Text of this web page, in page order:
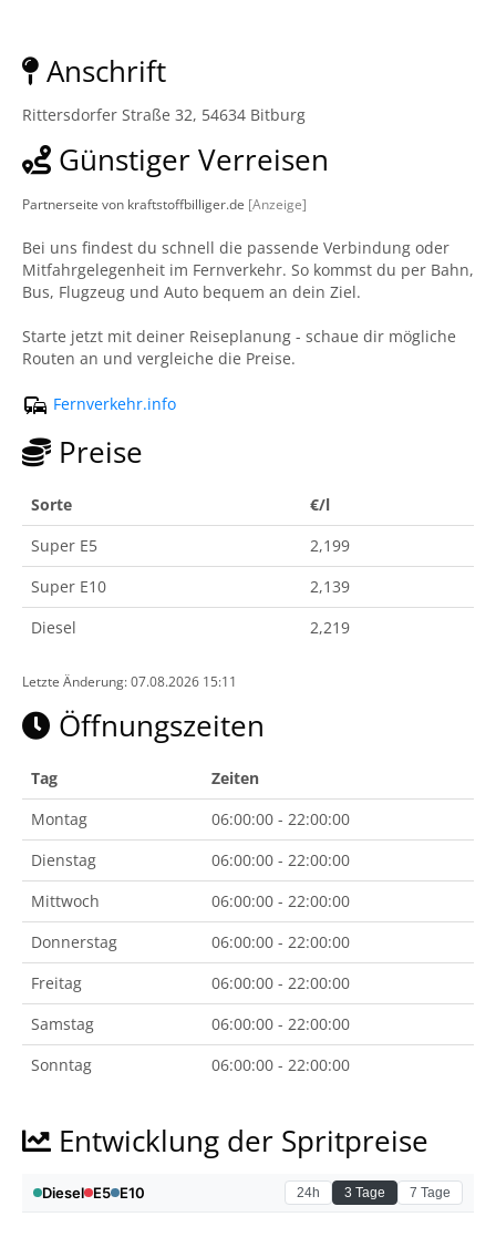
Anschrift
Rittersdorfer Straße 32, 54634 Bitburg
Günstiger Verreisen
Partnerseite von kraftstoffbilliger.de [Anzeige]
Bei uns findest du schnell die passende Verbindung oder
Mitfahrgelegenheit im Fernverkehr. So kommst du per Bahn,
Bus, Flugzeug und Auto bequem an dein Ziel.
Starte jetzt mit deiner Reiseplanung - schaue dir mögliche
Routen an und vergleiche die Preise.
Fernverkehr.info
Preise
Sorte
€/l
Super E5
2,199
Super E10
2,139
Diesel
2,219
Letzte Änderung: 07.08.2026 15:11
Öffnungszeiten
Tag
Zeiten
Montag
06:00:00 - 22:00:00
Dienstag
06:00:00 - 22:00:00
Mittwoch
06:00:00 - 22:00:00
Donnerstag
06:00:00 - 22:00:00
Freitag
06:00:00 - 22:00:00
Samstag
06:00:00 - 22:00:00
Sonntag
06:00:00 - 22:00:00
Entwicklung der Spritpreise